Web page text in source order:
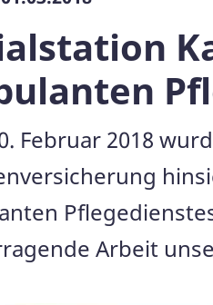
Februar 2018
Arbeit